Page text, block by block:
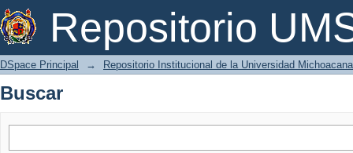
Repositorio
Buscar
DSpace Principal → Repositorio Institucional de la Universidad
Buscar